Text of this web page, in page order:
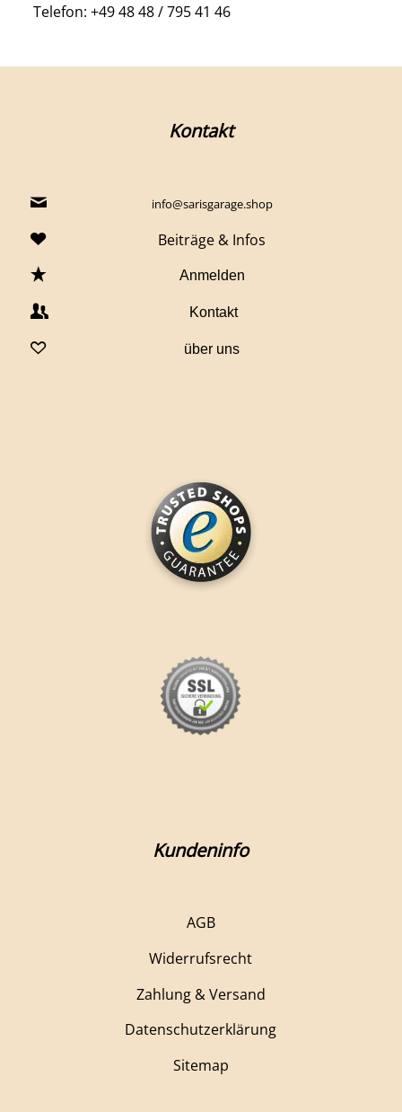
Telefon: +49 48 48 / 795 41 46
Kontakt
info@sarisgarage.shop
Beiträge & Infos
Anmelden
Kontakt
über uns
Kundeninfo
AGB
Widerrufsrecht
Zahlung & Versand
Datenschutzerklärung
Sitemap